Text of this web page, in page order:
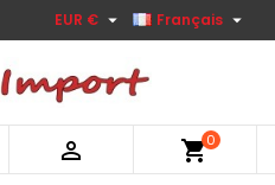
Français 
EUR € 
 shopping_cart0